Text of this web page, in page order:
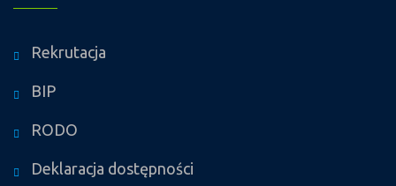
Rekrutacja
BIP
RODO
Deklaracja dostępności